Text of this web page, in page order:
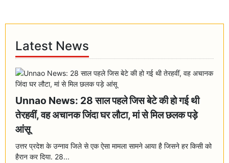
Latest News
Unnao News: 28 साल पहले जिस बेटे की हो गई थी
तेरहवीं, वह अचानक जिंदा घर लौटा, मां से मिल छलक पड़े
आंसू
उत्तर प्रदेश के उन्नाव जिले से एक ऐसा मामला सामने आया है जिसने हर किसी को
हैरान कर दिया. 28...